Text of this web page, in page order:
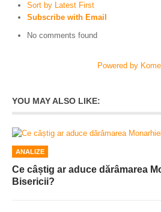
Sort by Latest First
Subscribe with Email
No comments found
Powered by
YOU MAY ALSO LIKE:
ANALIZE
Ce câștig ar aduce dărâmarea
Bisericii?